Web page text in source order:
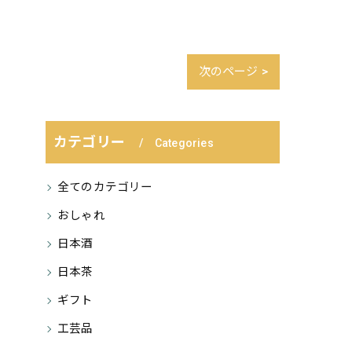
次のページ >
カテゴリー Categories
全てのカテゴリー
おしゃれ
日本酒
日本茶
ギフト
工芸品